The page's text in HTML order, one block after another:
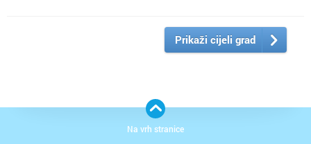
Prikaži cijeli grad
Na vrh stranice